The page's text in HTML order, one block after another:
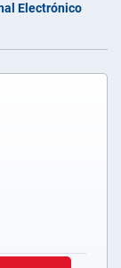
Electrónico